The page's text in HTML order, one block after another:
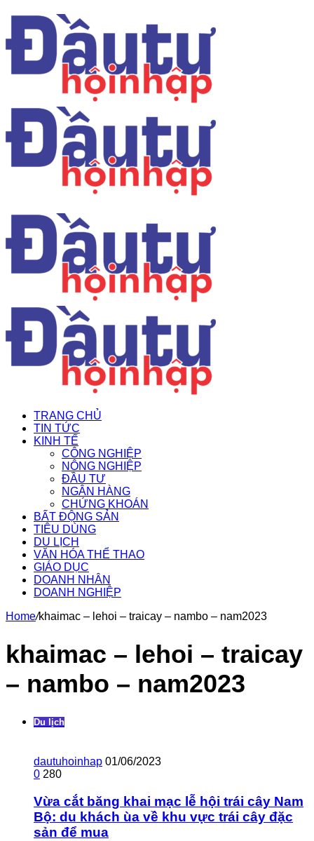
TRANG CHỦ
TIN TỨC
KINH TẾ
CÔNG NGHIỆP
NÔNG NGHIỆP
ĐẦU TƯ
NGÂN HÀNG
CHỨNG KHOÁN
BẤT ĐỘNG SẢN
TIÊU DÙNG
DU LỊCH
VĂN HÓA THỂ THAO
GIÁO DỤC
DOANH NHÂN
DOANH NGHIỆP
Home/khaimac – lehoi – traicay – nambo – nam2023
khaimac – lehoi – traicay
– nambo – nam2023
Du lịch
dautuhoinhap 01/06/2023
0 280
Vừa cắt băng khai mạc lễ hội trái cây Nam
Bộ: du khách ùa về khu vực trái cây đặc
sản để mua